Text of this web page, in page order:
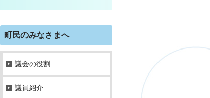
町民のみなさまへ
議会の役割
議員紹介